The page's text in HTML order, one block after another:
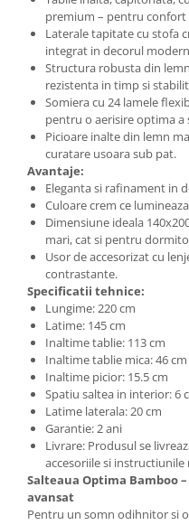
premium – pentru confort
Laterale tapitate cu stofa
integrat in decorul
Structura robusta din
rezistenta in timp si
Somiera cu 24 lamele
pentru o aerisire optima a
Picioare inalte din lemn
curatare usoara sub pat.
Avantaje:
Eleganta si rafinament in
Culoare crem ce
Dimensiune ideala
mari, cat si pentru
Usor de accesorizat cu
contrastante.
Specificatii tehnice:
Lungime: 220 cm
Latime: 145 cm
Inaltime tablie: 113 cm
Inaltime tablie mica: 46 cm
Inaltime picior: 15.5 cm
Spatiu saltea in interior: 6
Latime laterala: 20 cm
Garantie: 2 ani
Livrare: Produsul se
accesoriile si
Salteaua Optima Bamboo
avansat
Pentru un somn odihnitor si